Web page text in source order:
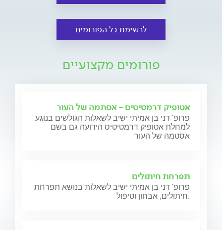
לרשימת כל הפורומים
פורומים מקצועיים
אטופיק דרמטיטיס - אסתמה של העור
פרופ' דני בן אמיתי ישיב לשאלות הגולשים בנוגע
למחלת אטופיק דרמטיטיס הידועה גם בשם
אסטמה של העור
תפרחת חיתולים
פרופ' דני בן אמיתי ישיב לשאלות בנושא תפרחת
חיתולים, אבחון וטיפול.